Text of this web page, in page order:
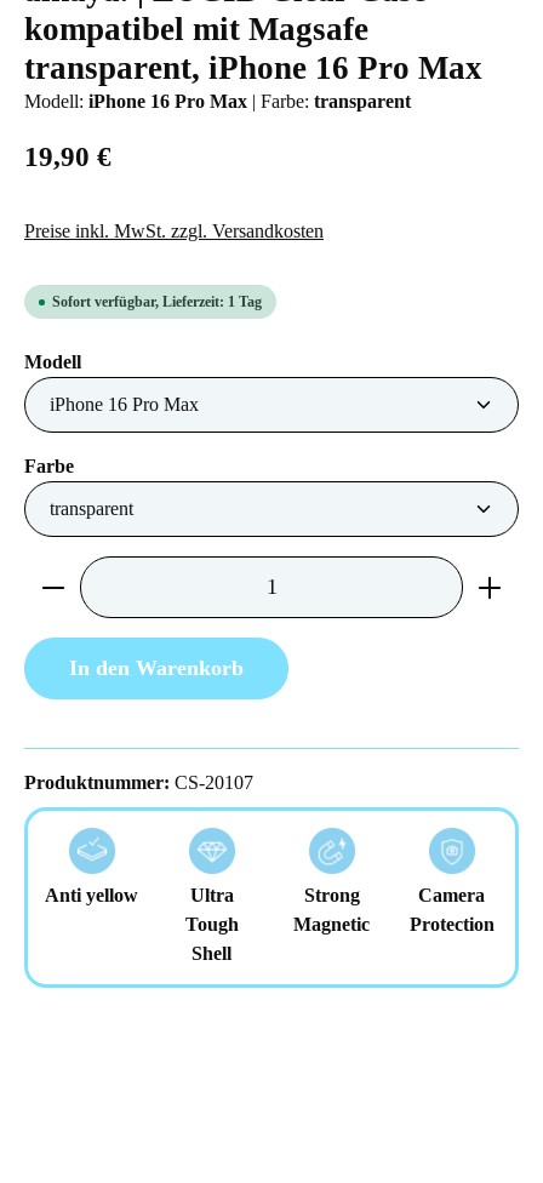
kompatibel mit Magsafe
transparent, iPhone 16 Pro Max
Modell: iPhone 16 Pro Max | Farbe: transparent
19,90 €
Preise inkl. MwSt. zzgl. Versandkosten
Sofort verfügbar, Lieferzeit: 1 Tag
Modellauswählen
Farbeauswählen
Produkt Anzahl: Gib den gewünschten Wert
In den Warenkorb
Produktnummer: CS-20107
Anti yellow
Ultra
Tough
Shell
Strong
Magnetic
Camera
Protection